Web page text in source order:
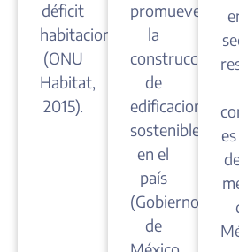
déficit
habitacional
(ONU
Habitat,
2015).
promueven
la
construcción
de
edificaciones
sostenibles
en el
país
(Gobierno
de